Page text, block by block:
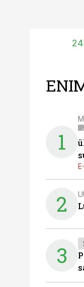
1
2
3